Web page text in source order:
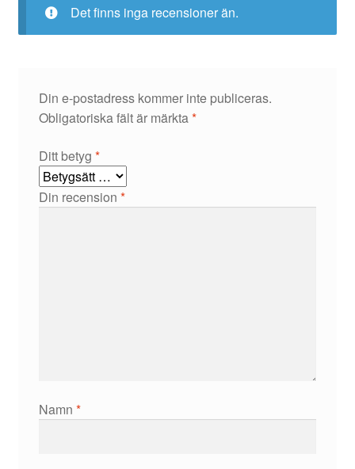
Det finns inga recensioner än.
Din e-postadress kommer inte publiceras.
Obligatoriska fält är märkta*
Ditt betyg *
Din recension *
Namn *